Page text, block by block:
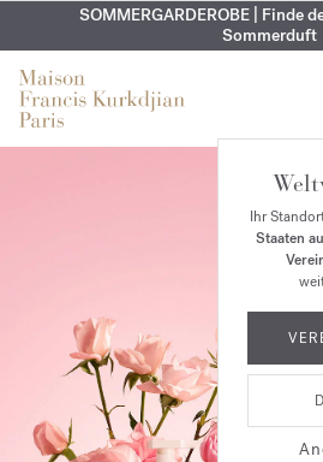
EXKLUSIV | Erhalten Sie OUD velvet
KOSTENLOSE GRAVUR | Auf alle
9. August
SOMMERGARDEROBE | Finde
Sommerduft
Ihr
Staaten